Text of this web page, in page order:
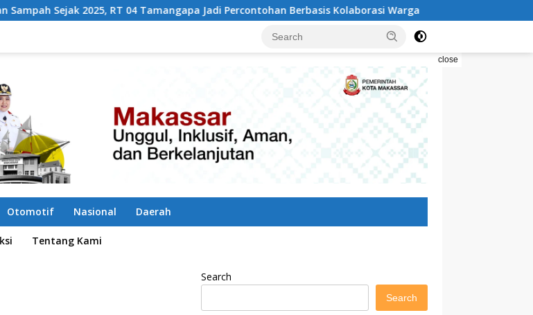
04 Tamangapa Jadi Percontohan Berbasis Kolaborasi Warga Pilah Sampah Solusi Menyelamatkan
close
Otomotif Nasional Daerah
Tentang Kami
Search
Search